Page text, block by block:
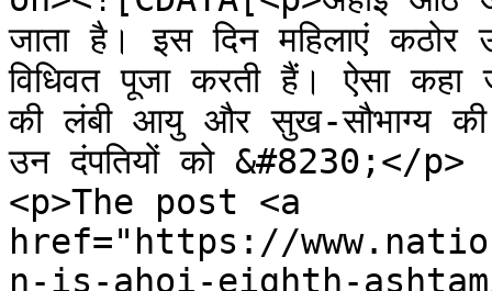
जाता है। इस दिन महिलाएं
विधिवत पूजा करती हैं। ऐसा
की लंबी आयु और सुख-सौभाग्य की
उन दंपतियों को &#8230;</p>
<p>The post <a
href="https://
n-is-ahoi-eighth-